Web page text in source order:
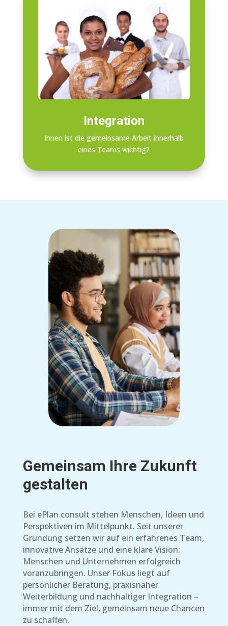
Integration
Ihnen ist die gemeinsame Arbeit innerhalb
eines Teams wichtig?
Gemeinsam Ihre Zukunft
gestalten
Bei ePlan consult stehen Menschen, Ideen und
Perspektiven im Mittelpunkt. Seit unserer
Gründung setzen wir auf ein erfahrenes Team,
innovative Ansätze und eine klare Vision:
Menschen und Unternehmen erfolgreich
voranzubringen. Unser Fokus liegt auf
persönlicher Beratung, praxisnaher
Weiterbildung und nachhaltiger Integration –
immer mit dem Ziel, gemeinsam neue Chancen
zu schaffen.